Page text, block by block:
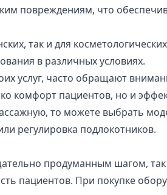
повреждениям, что
так и для
в различных условиях.
услуг, часто обращают
комфорт пациентов, но и
то можете выбрать
регулировка подлокотников.
продуманным шагом, так
пациентов. При покупке